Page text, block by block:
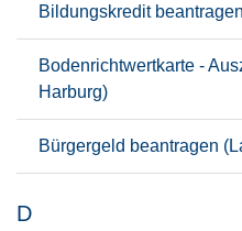
Bildungskredit
Bodenrichtwertkarte -
Harburg)
Bürgergeld beantragen
D